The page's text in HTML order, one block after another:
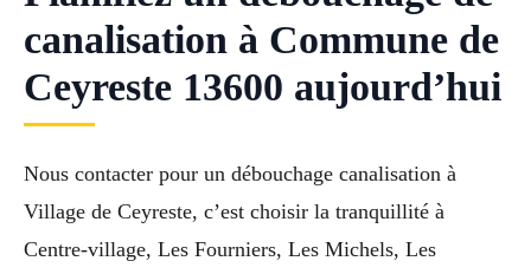
canalisation à Commune de
Ceyreste 13600 aujourd’hui
Nous contacter pour un débouchage canalisation à
Village de Ceyreste, c’est choisir la tranquillité à
Centre-village, Les Fourniers, Les Michels, Les